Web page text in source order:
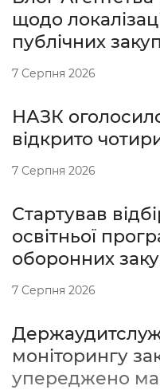
щодо
публічних
7 Серпня 2026
НАЗК
відкрито
7 Серпня 2026
Стартував
освітньої
оборонних
7 Серпня 2026
моніторингу
упереджено